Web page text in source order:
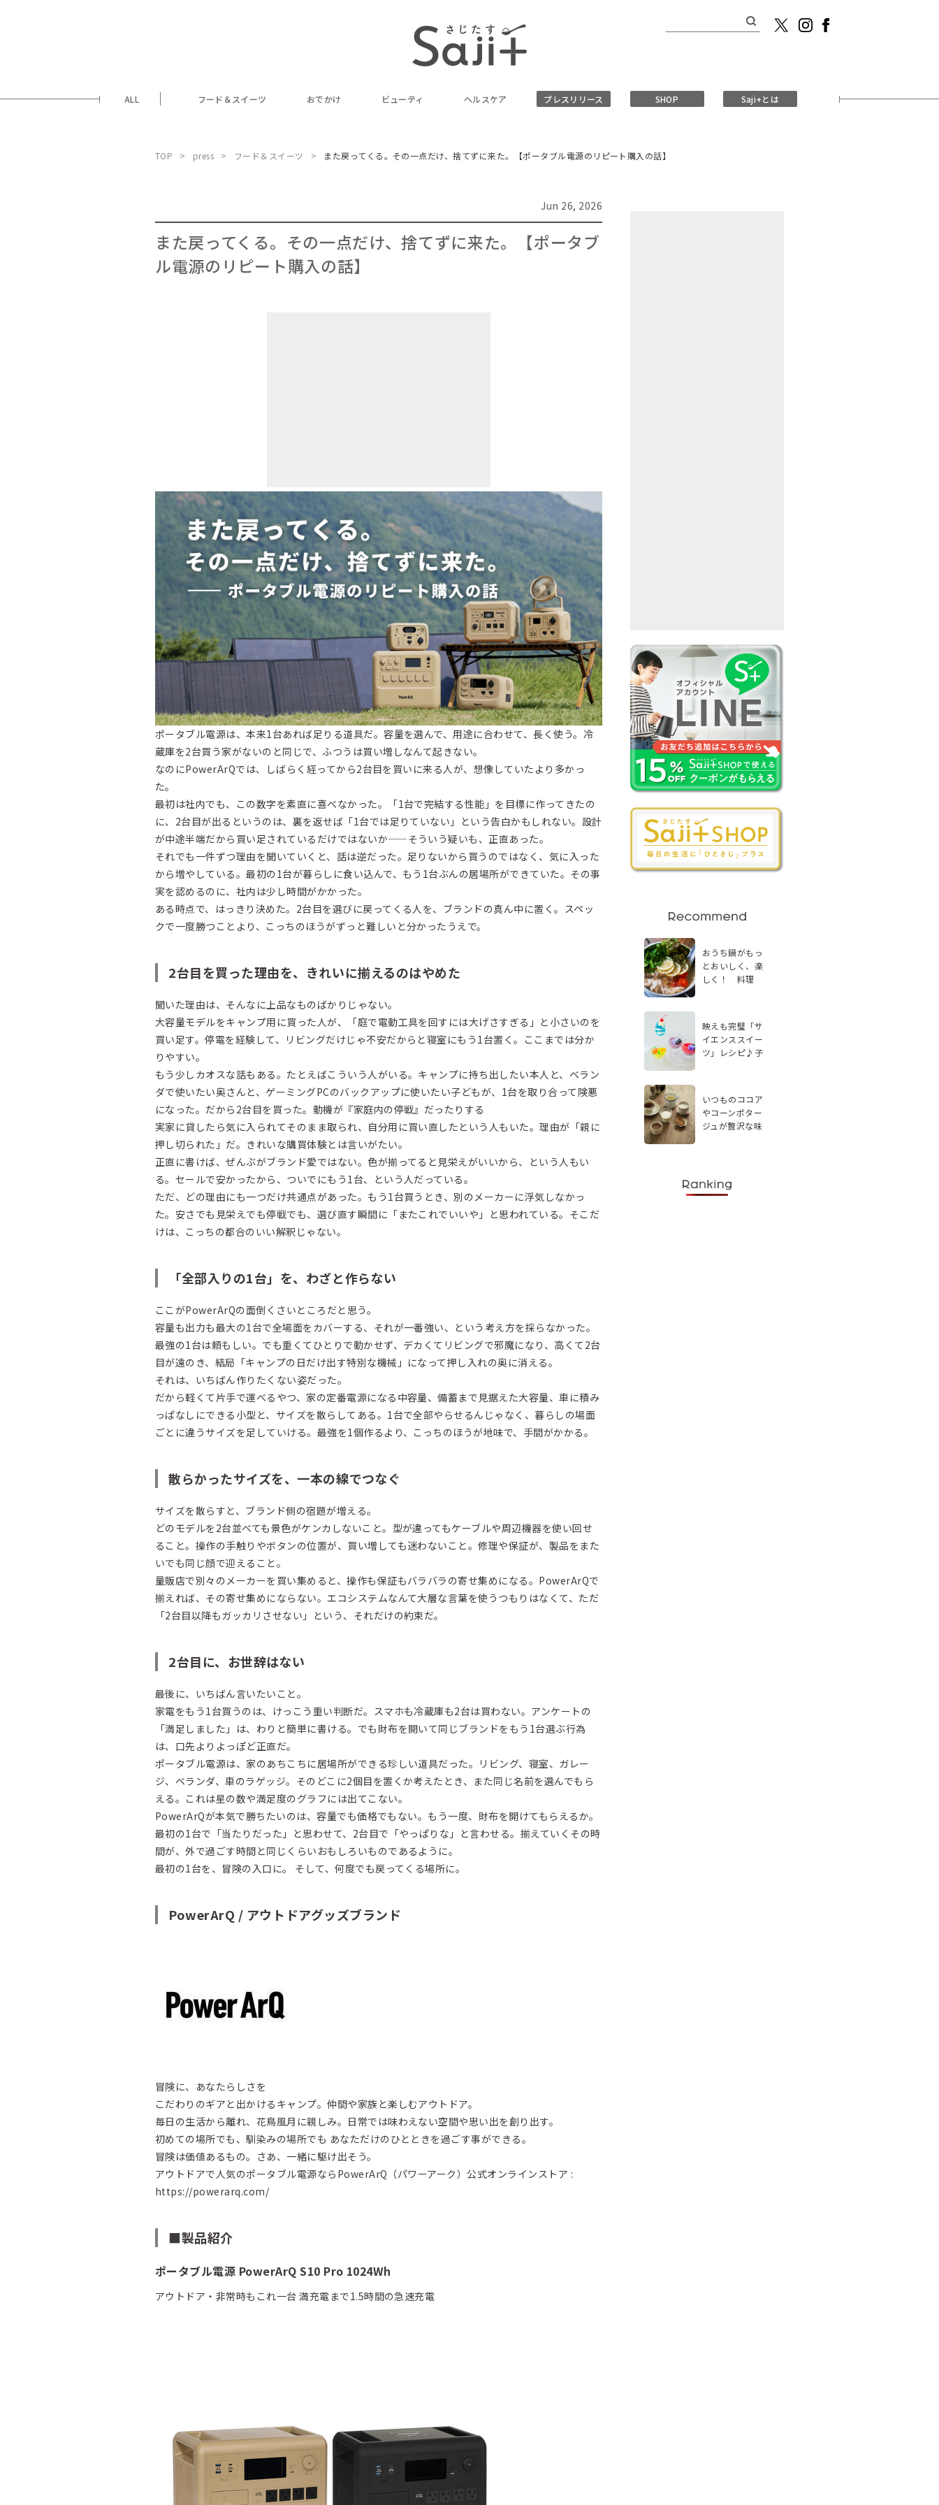
ALL フード＆スイーツ おでかけ ビューティ ヘルスケア プレスリリース SHOP Saji+とは
TOP press フード＆スイーツ また戻ってくる。その一点だけ、捨てずに来た。【ポータブル電源のリピート購入の話】
Jun 26, 2026
また戻ってくる。その一点だけ、捨てずに来た。【ポータブ
ル電源のリピート購入の話】
ポータブル電源は、本来1台あれば足りる道具だ。容量を選んで、用途に合わせて、長く使う。冷
蔵庫を2台買う家がないのと同じで、ふつうは買い増しなんて起きない。
なのにPowerArQでは、しばらく経ってから2台目を買いに来る人が、想像していたより多かっ
た。
最初は社内でも、この数字を素直に喜べなかった。「1台で完結する性能」を目標に作ってきたの
に、2台目が出るというのは、裏を返せば「1台では足りていない」という告白かもしれない。設計
が中途半端だから買い足されているだけではないか——そういう疑いも、正直あった。
それでも一件ずつ理由を聞いていくと、話は逆だった。足りないから買うのではなく、気に入った
から増やしている。最初の1台が暮らしに食い込んで、もう1台ぶんの居場所ができていた。その事
実を認めるのに、社内は少し時間がかかった。
ある時点で、はっきり決めた。2台目を選びに戻ってくる人を、ブランドの真ん中に置く。スペッ
クで一度勝つことより、こっちのほうがずっと難しいと分かったうえで。
2台目を買った理由を、きれいに揃えるのはやめた
聞いた理由は、そんなに上品なものばかりじゃない。
大容量モデルをキャンプ用に買った人が、「庭で電動工具を回すには大げさすぎる」と小さいのを
買い足す。停電を経験して、リビングだけじゃ不安だからと寝室にもう1台置く。ここまでは分か
りやすい。
もう少しカオスな話もある。たとえばこういう人がいる。キャンプに持ち出したい本人と、ベラン
ダで使いたい奥さんと、ゲーミングPCのバックアップに使いたい子どもが、1台を取り合って険悪
になった。だから2台目を買った。動機が『家庭内の停戦』だったりする
実家に貸したら気に入られてそのまま取られ、自分用に買い直したという人もいた。理由が「親に
押し切られた」だ。きれいな購買体験とは言いがたい。
正直に書けば、ぜんぶがブランド愛ではない。色が揃ってると見栄えがいいから、という人もい
る。セールで安かったから、ついでにもう1台、という人だっている。
ただ、どの理由にも一つだけ共通点があった。もう1台買うとき、別のメーカーに浮気しなかっ
た。安さでも見栄えでも停戦でも、選び直す瞬間に「またこれでいいや」と思われている。そこだ
けは、こっちの都合のいい解釈じゃない。
「全部入りの1台」を、わざと作らない
ここがPowerArQの面倒くさいところだと思う。
容量も出力も最大の1台で全場面をカバーする、それが一番強い、という考え方を採らなかった。
最強の1台は頼もしい。でも重くてひとりで動かせず、デカくてリビングで邪魔になり、高くて2台
目が遠のき、結局「キャンプの日だけ出す特別な機械」になって押し入れの奥に消える。
それは、いちばん作りたくない姿だった。
だから軽くて片手で運べるやつ、家の定番電源になる中容量、備蓄まで見据えた大容量、車に積み
っぱなしにできる小型と、サイズを散らしてある。1台で全部やらせるんじゃなく、暮らしの場面
ごとに違うサイズを足していける。最強を1個作るより、こっちのほうが地味で、手間がかかる。
散らかったサイズを、一本の線でつなぐ
サイズを散らすと、ブランド側の宿題が増える。
どのモデルを2台並べても景色がケンカしないこと。型が違ってもケーブルや周辺機器を使い回せ
ること。操作の手触りやボタンの位置が、買い増しても迷わないこと。修理や保証が、製品をまた
いでも同じ顔で迎えること。
量販店で別々のメーカーを買い集めると、操作も保証もバラバラの寄せ集めになる。PowerArQで
揃えれば、その寄せ集めにならない。エコシステムなんて大層な言葉を使うつもりはなくて、ただ
「2台目以降もガッカリさせない」という、それだけの約束だ。
2台目に、お世辞はない
最後に、いちばん言いたいこと。
家電をもう1台買うのは、けっこう重い判断だ。スマホも冷蔵庫も2台は買わない。アンケートの
「満足しました」は、わりと簡単に書ける。でも財布を開いて同じブランドをもう1台選ぶ行為
は、口先よりよっぽど正直だ。
ポータブル電源は、家のあちこちに居場所ができる珍しい道具だった。リビング、寝室、ガレー
ジ、ベランダ、車のラゲッジ。そのどこに2個目を置くか考えたとき、また同じ名前を選んでもら
える。これは星の数や満足度のグラフには出てこない。
PowerArQが本気で勝ちたいのは、容量でも価格でもない。もう一度、財布を開けてもらえるか。
最初の1台で「当たりだった」と思わせて、2台目で「やっぱりな」と言わせる。揃えていくその時
間が、外で過ごす時間と同じくらいおもしろいものであるように。
最初の1台を、冒険の入口に。 そして、何度でも戻ってくる場所に。
PowerArQ / アウトドアグッズブランド
冒険に、あなたらしさを
こだわりのギアと出かけるキャンプ。仲間や家族と楽しむアウトドア。
毎日の生活から離れ、花鳥風月に親しみ。日常では味わえない空間や思い出を創り出す。
初めての場所でも、馴染みの場所でも あなただけのひとときを過ごす事ができる。
冒険は価値あるもの。さあ、一緒に駆け出そう。
アウトドアで人気のポータブル電源ならPowerArQ（パワーアーク）公式オンラインストア :
https://powerarq.com/
■製品紹介
ポータブル電源 PowerArQ S10 Pro 1024Wh
アウトドア・非常時もこれ一台 満充電まで1.5時間の急速充電
おうち鍋がもっ
とおいしく、楽
しく！ 料理
映えも完璧「サ
イエンススイー
ツ」レシピ♪子
いつものココア
やコーンポター
ジュが贅沢な味